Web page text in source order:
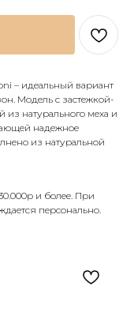
– идеальный вариант
Модель с застежкой-
натурального меха и
надежное
из натуральной
и более. При
персонально.